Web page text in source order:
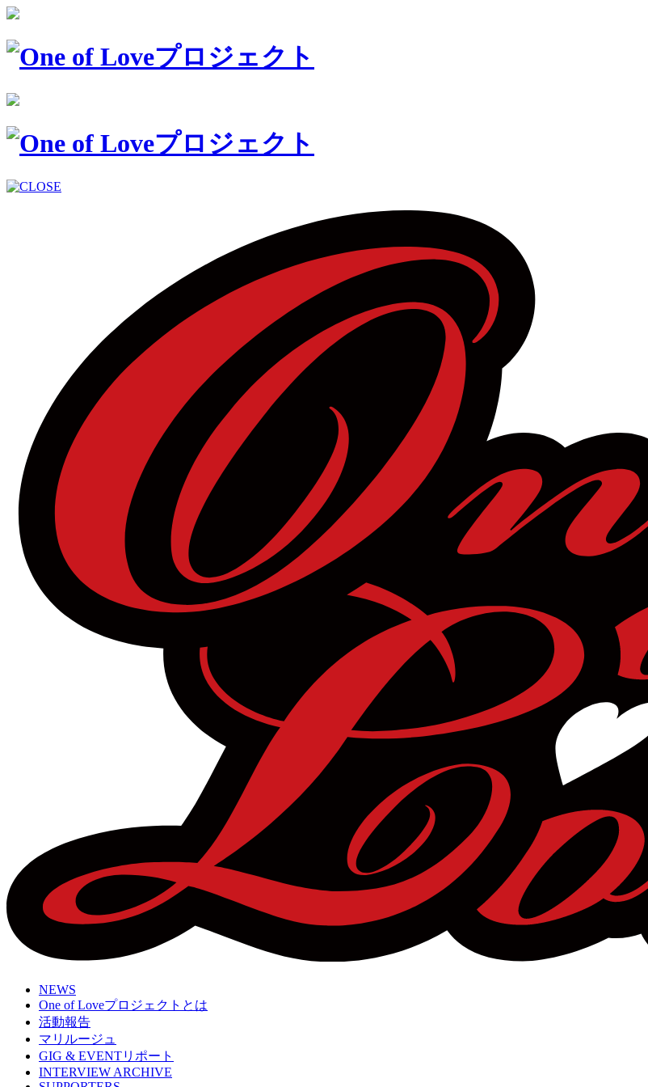
NEWS
One of Loveプロジェクトとは
活動報告
マリルージュ
GIG & EVENTリポート
INTERVIEW ARCHIVE